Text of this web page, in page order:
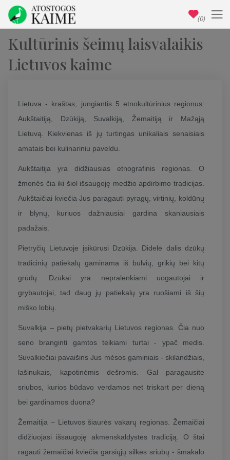
Kultūrinis šeimų laisvalaikis
Lietuvos kaime
Lietuva - kraštas, jungiantis 5 etnokultūrinius regionus:
Aukštaitiją, Dzūkiją, Suvalkiją, Žemaitiją ir Mažąją
Lietuvą. Kiekvienas iš jų turtingas unikaliais senaisiais
amatais bei kulinariniu paveldu.
Aukštaitija yra didžiausias etnografinis regionas. O
žmonės čia iki šiol išsaugoję medžio apdirbimo tradicijas.
Aukštaičiai kviečia Jus paragauti pyragų, virtinių, koldūnų
ir blynų, kuriuos dažniausiai gardina skaniausiais
padažais.
Pietryčių Lietuvoje įsikūrusi Dzūkija. Didelė dalis dzūkų
tradicinių patiekalų gaminama iš bulvių, grikių bei kitų
grūdų. Dzūkai yra nepralenkiami uogautojai ir
grybautojai, tad daug jų patiekalų yra ruošiami iš šių
miško lobių.
Suvalkija – pietų pietvakarių Lietuvos regionas. Čia nuo
seno branginti gamtos teikiami turtai - ypač medis.
Suvalkiečiai pavaišins Jus mėsos gaminiais - skilandžiais,
lašinukais, kapotinėmis dešromis. Gal paragausite
sriubos, kurios būdavo verdamos net triskart per dieną
bei gardinamos duona?
Žemaitija – Lietuvos šiaurės vakarų regionas. Žemaičiai
didžiuojasi išsaugoję akmenskaldystės tradiciją. O štai
ragauti žemaičiai kviečia garsiųjų silkės sriubų - šmakalo
(0)